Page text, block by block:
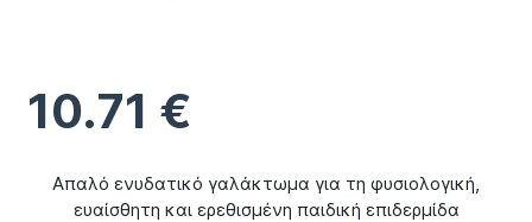
10.71 €
Απαλό ενυδατικό γαλάκτωμα για τη φυσιολογική,
ευαίσθητη και ερεθισμένη παιδική επιδερμίδα